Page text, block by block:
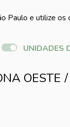
Paulo e utilize
UNIDADES
OESTE